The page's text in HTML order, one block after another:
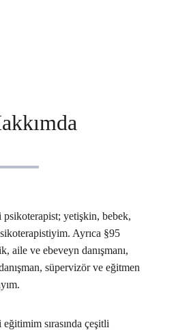
yetişkin, bebek,
Ayrıca §95
aile ve ebeveyn danışmanı,
süpervizör ve eğitmen
sırasında çeşitli